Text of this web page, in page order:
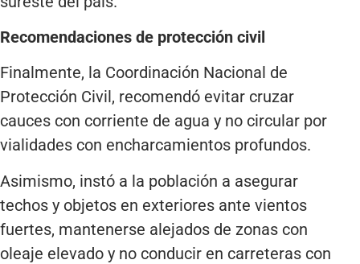
Recomendaciones de protección civil
Finalmente, la Coordinación Nacional de
Protección Civil, recomendó evitar cruzar
cauces con corriente de agua y no circular por
vialidades con encharcamientos profundos.
Asimismo, instó a la población a asegurar
techos y objetos en exteriores ante vientos
fuertes, mantenerse alejados de zonas con
oleaje elevado y no conducir en carreteras con